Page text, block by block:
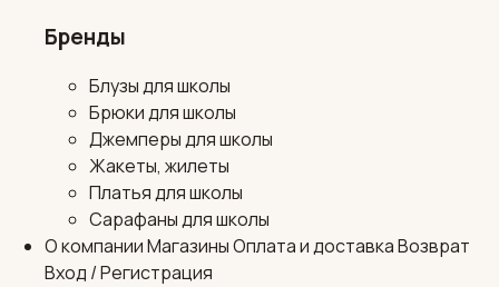
Бренды
Блузы для школы
Брюки для школы
Джемперы для школы
Жакеты, жилеты
Платья для школы
Сарафаны для школы
О компанииМагазиныОплата и доставкаВозврат
Вход / Регистрация